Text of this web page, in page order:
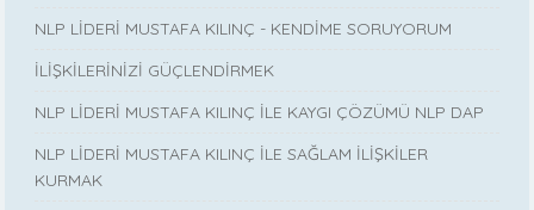
NLP LİDERİ MUSTAFA KILINÇ - KENDİME SORUYORUM
İLİŞKİLERİNİZİ GÜÇLENDİRMEK
NLP LİDERİ MUSTAFA KILINÇ İLE KAYGI ÇÖZÜMÜ NLP DAP
NLP LİDERİ MUSTAFA KILINÇ İLE SAĞLAM İLİŞKİLER
KURMAK